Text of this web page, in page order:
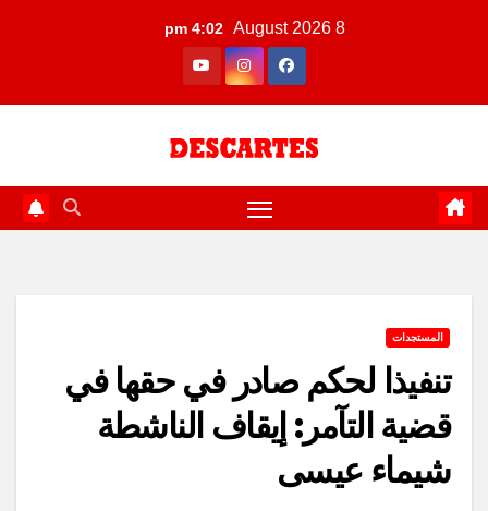
8 August 2026
4:02 pm
المستجدات
تنفيذا لحكم صادر في حقها في
قضية التآمر: إيقاف الناشطة
شيماء عيسى